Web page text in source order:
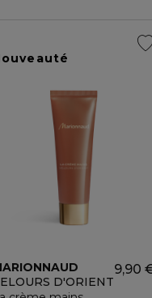
D'ORIENT
9,90